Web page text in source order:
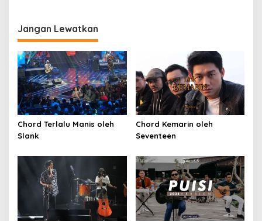
Jangan Lewatkan
Chord Terlalu Manis oleh
Slank
Chord Kemarin oleh
Seventeen